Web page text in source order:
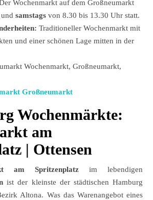
Wochenmarkt auf dem Großneumarkt
und samstags von 8.30 bis 13.30 Uhr statt.
Traditioneller Wochenmarkt mit
und einer schönen Lage mitten in der
Wochenmarkt, Großneumarkt,
Großneumarkt
Wochenmärkte:
am
| Ottensen
am Spritzenplatz im lebendigen
ist der kleinste der städtischen Hamburg
Altona. Was das Warenangebot eines